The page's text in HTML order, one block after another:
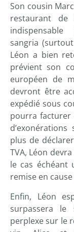
Son cousin
restaurant
sangria
Léon a bien
prévient son
européen de
devront être
expédié sous
pourra facturer
plus de
TVA, Léon
le cas échéant
remise en
Enfin, Léon
surpassera le
perplexe sur le